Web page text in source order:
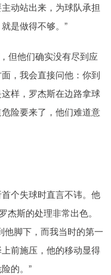
动站出来，为球队承担
是做得不够。”
但他们确实没有尽到应
，我会直接问他：你到
样，罗杰斯在边路拿球
险要来了，他们难道意
个失球时直言不讳。他
杰斯的处理非常出色。
他脚下，而我当时的第一
前施压，他的移动显得
的。”